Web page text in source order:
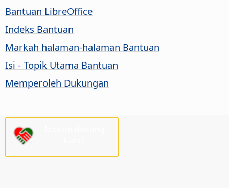
Bantuan LibreOffice
Indeks Bantuan
Markah halaman-halaman Bantuan
Isi - Topik Utama Bantuan
Memperoleh Dukungan